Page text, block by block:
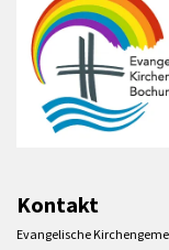
Kontakt
Evangelische